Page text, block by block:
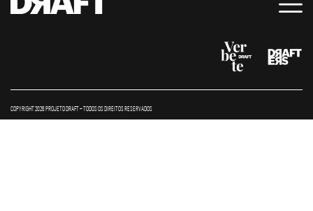
COPYRIGHT 2026 PROJETO DRAFT – TODOS OS DIREITOS RESERVADOS